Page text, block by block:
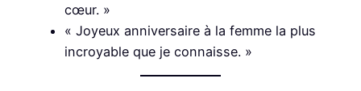
cœur. »
« Joyeux anniversaire à la femme la plus
incroyable que je connaisse. »